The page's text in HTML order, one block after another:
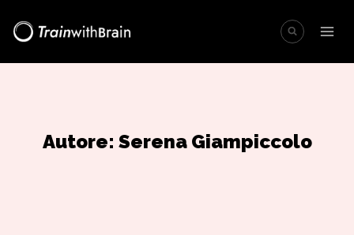
Autore: Serena Giampiccolo